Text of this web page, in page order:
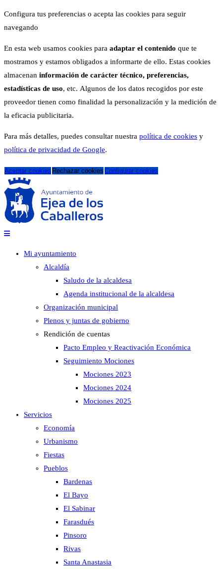
Configura tus preferencias o acepta las cookies para seguir
navegando
En esta web usamos cookies para adaptar el contenido que te
mostramos y estamos obligados a informarte de ello. Estas cookies
almacenan información de carácter técnico, preferencias,
estadísticas de uso, etc. Algunos de los datos recogidos por este
proveedor tienen como finalidad la personalización y la medición de
la eficacia publicitaria.
Para más detalles, puedes consultar nuestra política de cookies y
política de privacidad de Google.
Aceptar cookies Rechazar cookies Configurar cookies
Mi ayuntamiento
Alcaldía
Saludo de la alcaldesa
Agenda institucional de la alcaldesa
Organización municipal
Plenos y juntas de gobierno
Rendición de cuentas
Pacto Empleo y Reactivación Económica
Seguimiento Mociones
Mociones 2023
Mociones 2024
Mociones 2025
Servicios
Economía
Urbanismo
Fiestas
Pueblos
Bardenas
El Bayo
El Sabinar
Farasdués
Pinsoro
Rivas
Santa Anastasia